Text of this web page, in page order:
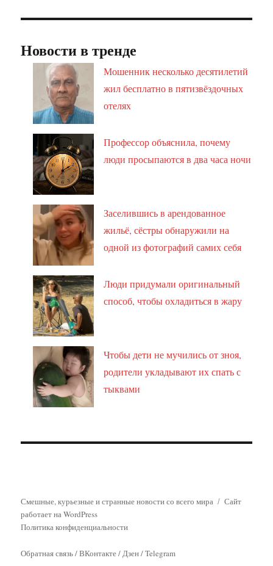
Новости в тренде
Мошенник несколько десятилетий
жил бесплатно в пятизвёздочных
отелях
Профессор объяснила, почему
люди просыпаются в два часа ночи
Заселившись в арендованное
жильё, сёстры обнаружили на
одной из фотографий самих себя
Люди придумали оригинальный
способ, чтобы охладиться в жару
Чтобы дети не мучились от зноя,
родители укладывают их спать с
тыквами
Смешные, курьезные и странные новости со всего мира
Сайт
работает на WordPress
Политика конфиденциальности
Обратная связь/ВКонтакте/Дзен/Telegram